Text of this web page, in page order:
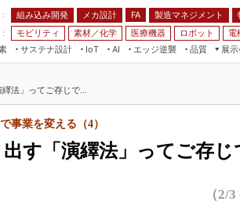
組み込み開発 メカ設計 FA 製造マネジメント
モビリティ 素材／化学 医療機器 ロボット 電
サステナ設計
IoT
AI
エッジ逆襲 品質
展
JIMTOF
展＆IoT/5Gソリューション展
IIFES
VR／AR
法」ってご存じで...
す「演繹法」ってご存じ
事業を変える（4）
（2/